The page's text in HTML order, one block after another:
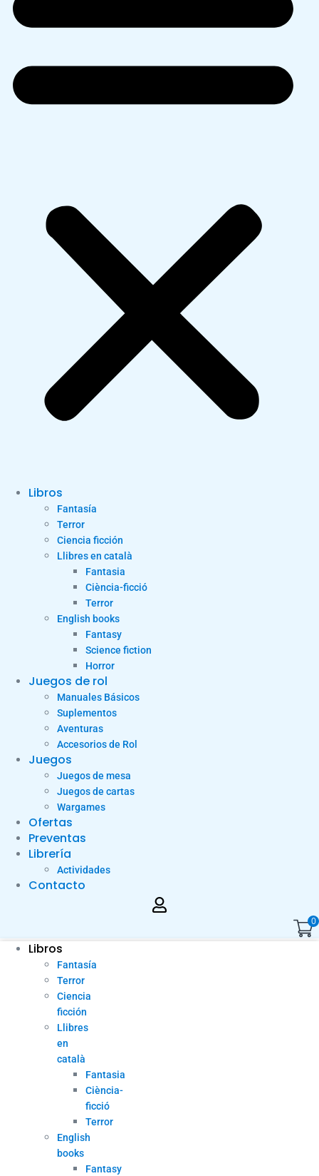
Libros
Fantasía
Terror
Ciencia ficción
Llibres en català
Fantasia
Ciència-ficció
Terror
English books
Fantasy
Science fiction
Horror
Juegos de rol
Manuales Básicos
Suplementos
Aventuras
Accesorios de Rol
Juegos
Juegos de mesa
Juegos de cartas
Wargames
Ofertas
Preventas
Librería
Actividades
Contacto
0
Libros
Fantasía
Terror
Ciencia
ficción
Llibres
en
català
Fantasia
Ciència-
ficció
Terror
English
books
Fantasy